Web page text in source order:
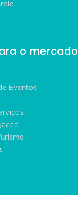
o mercado
Eventos